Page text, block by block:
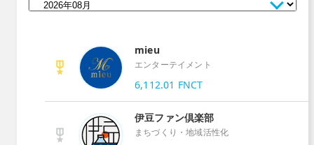
mieu
エンターテイメント
6,112.01 FNCT
伊豆ファン倶楽部
まちづくり・地域活性化